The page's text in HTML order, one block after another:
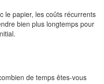
le papier, les coûts récurrents
bien plus longtemps pour
de temps êtes-vous